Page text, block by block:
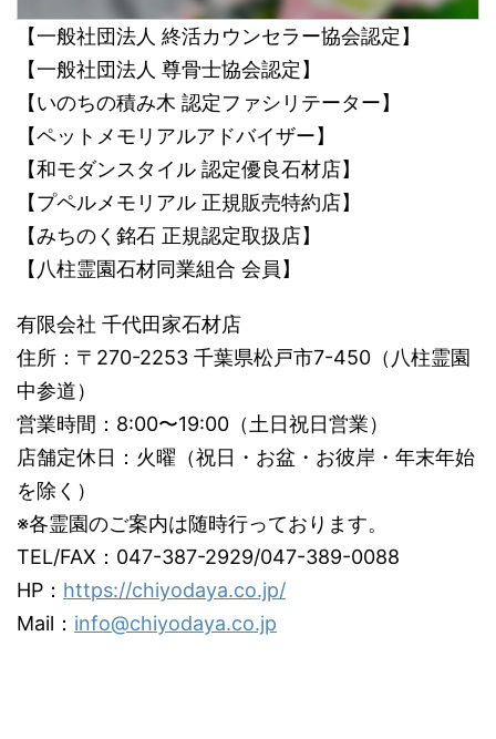
【一般社団法人 終活カウンセラー協会認定】
【一般社団法人 尊骨士協会認定】
【いのちの積み木 認定ファシリテーター】
【ペットメモリアルアドバイザー】
【和モダンスタイル 認定優良石材店】
【プペルメモリアル 正規販売特約店】
【みちのく銘石 正規認定取扱店】
【八柱霊園石材同業組合 会員】
有限会社 千代田家石材店
住所：〒270-2253 千葉県松戸市7-450（八柱霊園
中参道）
営業時間：8:00〜19:00（土日祝日営業）
店舗定休日：火曜（祝日・お盆・お彼岸・年末年始
を除く）
※各霊園のご案内は随時行っております。
TEL/FAX：047-387-2929/047-389-0088
HP： https://chiyodaya.co.jp/
Mail： info@chiyodaya.co.jp